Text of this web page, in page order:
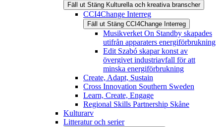
Fäll ut Stäng Kulturella och kreativa branscher
CCI4Change Interreg
Fäll ut Stäng CCI4Change Interreg
Musikverket On Standby skapades
utifrån apparaters energiförbrukning
Edit Szabó skapar konst av
övergivet industriavfall för att
minska energiförbrukning
Create, Adapt, Sustain
Cross Innovation Southern Sweden
Learn, Create, Engage
Regional Skills Partnership Skåne
Kulturarv
Litteratur och serier